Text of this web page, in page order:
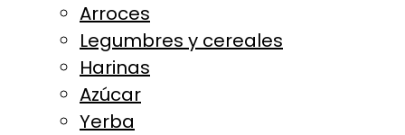
Arroces
Legumbres y cereales
Harinas
Azúcar
Yerba